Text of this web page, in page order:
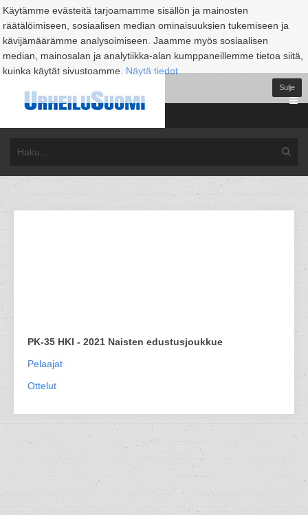
Käytämme evästeitä tarjoamamme sisällön ja mainosten
räätälöimiseen, sosiaalisen median ominaisuuksien tukemiseen ja
kävijämäärämme analysoimiseen. Jaamme myös sosiaalisen
median, mainosalan ja analytiikka-alan kumppaneillemme tietoa siitä,
kuinka käytät sivustoamme. Näytä tiedot
Sulje
PK-35 HKI - 2021 Naisten edustusjoukkue
Pelaajat
Ottelut